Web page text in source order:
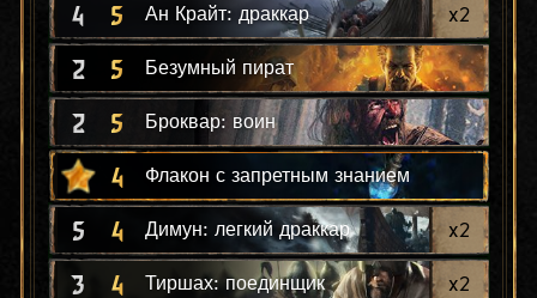
4 5 Ан Крайт: драккар x2
2 5 Безумный пират
2 5 Броквар: воин
4 Флакон с запретным знанием
5 4 Димун: легкий драккар x2
3 4 Тиршах: поединщик x2